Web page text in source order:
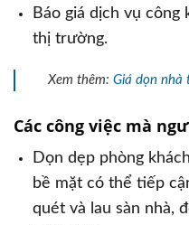
Báo giá dịch vụ
thị trường.
Xem thêm: Giá dọn nhà
Các công việc mà
Dọn dẹp phòng
bề mặt có thể tiếp
quét và lau sàn nhà,